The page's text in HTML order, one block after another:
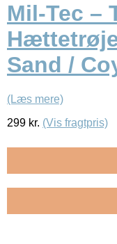
Mil-Tec –
Sand /
(Læs mere)
299 kr. (Vis fragtpris)